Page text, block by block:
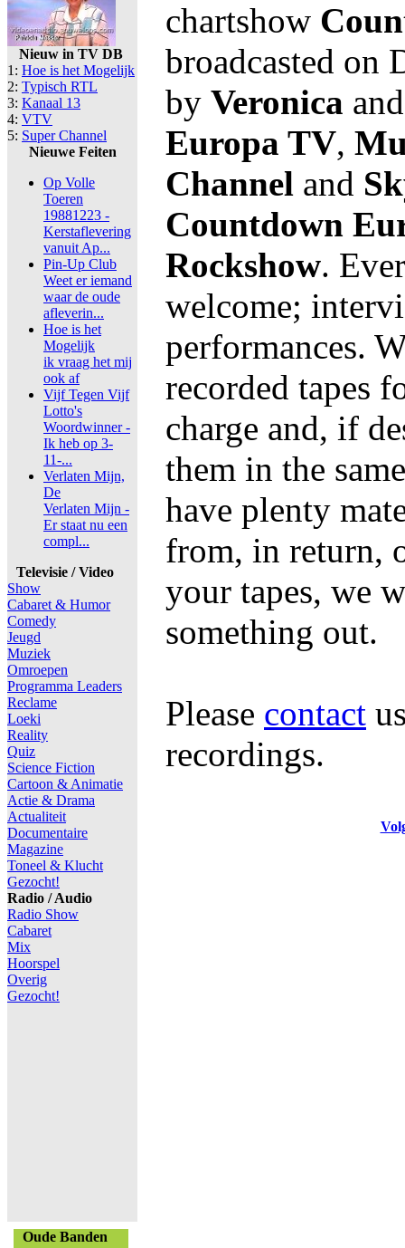
Nieuw in TV DB
1: Hoe is het Mogelijk
2: Typisch RTL
3: Kanaal 13
4: VTV
5: Super Channel
Nieuwe Feiten
Op Volle
Toeren
19881223 -
Kerstaflevering
vanuit Ap...
Pin-Up Club
Weet er iemand
waar de oude
afleverin...
Hoe is het
Mogelijk
ik vraag het mij
ook af
Vijf Tegen Vijf
Lotto's
Woordwinner -
Ik heb op 3-
11-...
Verlaten Mijn,
De
Verlaten Mijn -
Er staat nu een
compl...
Televisie / Video
Show
Cabaret & Humor
Comedy
Jeugd
Muziek
Omroepen
Programma Leaders
Reclame
Loeki
Reality
Quiz
Science Fiction
Cartoon & Animatie
Actie & Drama
Actualiteit
Documentaire
Magazine
Toneel & Klucht
Gezocht!
Radio / Audio
Radio Show
Cabaret
Mix
Hoorspel
Overig
Gezocht!
Oude Banden
chartshow
broadcasted on
by Veronica
Europa TV,
Channel and
Countdown
Rockshow.
welcome;
performances.
recorded tapes
charge and, if
them in the
have plenty
from, in return,
your tapes, we
something out.
Please contact
recordings.